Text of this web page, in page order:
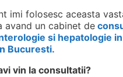
imi folosesc aceasta
avand un cabinet de
si hepatologie
Bucuresti.
vin la consultatii?